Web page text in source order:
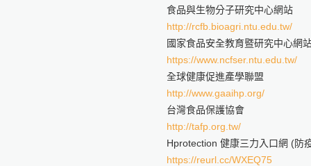
食品與生物分子研究中心網站
http://rcfb.bioagri.ntu.edu.tw/
國家食品安全教育暨研究中心網
https://www.ncfser.ntu.edu.tw/
全球健康促進產學聯盟
http://www.gaaihp.org/
台灣食品保護協會
http://tafp.org.tw/
Hprotection 健康三力入口網 (防
https://reurl.cc/WXEQ75